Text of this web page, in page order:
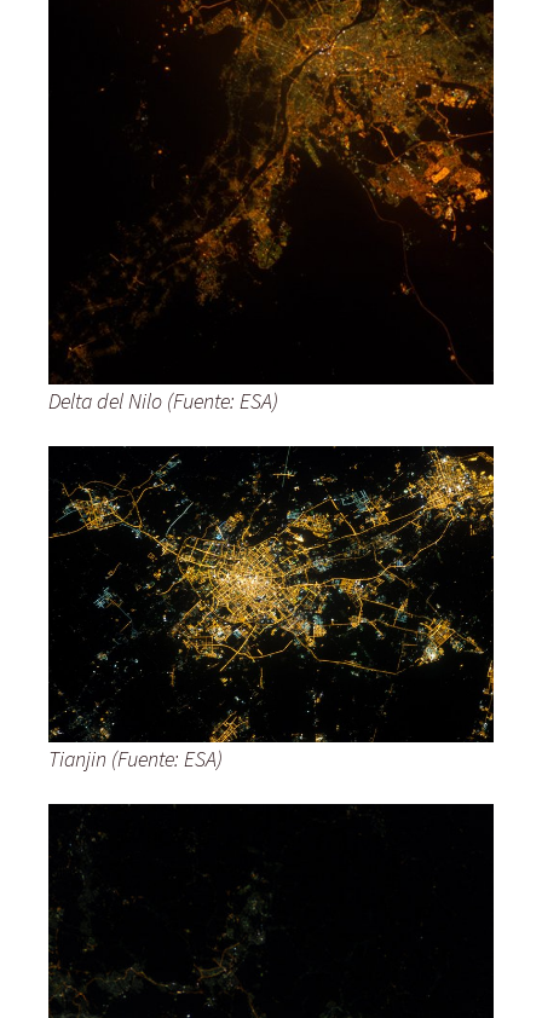
Delta del Nilo (Fuente: ESA)
Tianjin (Fuente: ESA)